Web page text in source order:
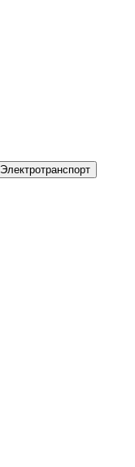
Электротранспорт